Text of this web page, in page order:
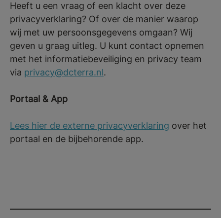
Heeft u een vraag of een klacht over deze
privacyverklaring? Of over de manier waarop
wij met uw persoonsgegevens omgaan? Wij
geven u graag uitleg. U kunt contact opnemen
met het informatiebeveiliging en privacy team
via privacy@dcterra.nl.
Portaal & App
Lees hier de externe privacyverklaring over het
portaal en de bijbehorende app.